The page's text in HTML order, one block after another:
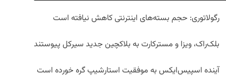
رگولاتوری: حجم بسته‌های اینترنتی کاهش نیافته است
بلک‌راک، ویزا و مسترکارت به بلاکچین جدید سیرکل پیوستند
آینده اسپیس‌ایکس به موفقیت استارشیپ گره خورده است